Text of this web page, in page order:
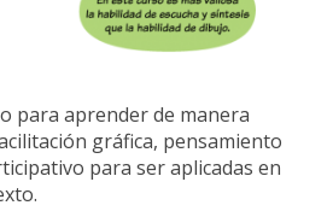
para aprender de manera
gráfica, pensamiento
para ser aplicadas en